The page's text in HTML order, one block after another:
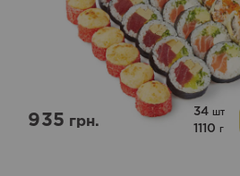
935грн.
34 шт
1110 г